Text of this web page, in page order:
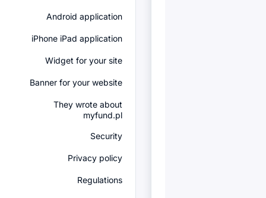
Android application
iPhone iPad application
Widget for your site
Banner for your website
They wrote about
myfund.pl
Security
Privacy policy
Regulations